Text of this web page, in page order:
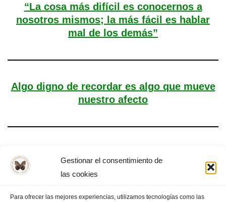
Gestionar el consentimiento de
las cookies
Para ofrecer las mejores experiencias, utilizamos tecnologías como las
“La cosa más difícil es conocernos a
nosotros mismos; la más fácil es hablar
mal de los demás”
Algo digno de recordar es algo que mueve
nuestro afecto
El positivismo y la ley de los tres estados